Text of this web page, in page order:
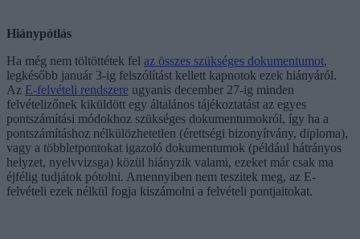
Hiánypótlás
Ha még nem töltöttétek fel az összes szükséges dokumentumot,
legkésőbb január 3-ig felszólítást kellett kapnotok ezek hiányáról.
Az E-felvételi rendszere ugyanis december 27-ig minden
felvételizőnek kiküldött egy általános tájékoztatást az egyes
pontszámítási módokhoz szükséges dokumentumokról, így ha a
pontszámításhoz nélkülözhetetlen (érettségi bizonyítvány, diploma),
vagy a többletpontokat igazoló dokumentumok (például hátrányos
helyzet, nyelvvizsga) közül hiányzik valami, ezeket már csak ma
éjfélig tudjátok pótolni. Amennyiben nem teszitek meg, az E-
felvételi ezek nélkül fogja kiszámolni a felvételi pontjaitokat.